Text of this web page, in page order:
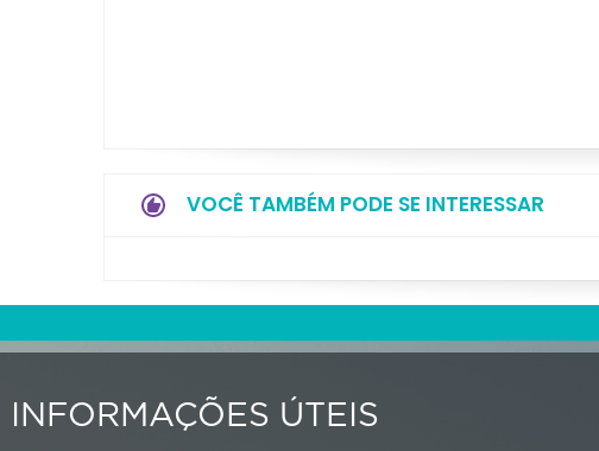
VOCÊ TAMBÉM PODE SE INTERESSAR
INFORMAÇÕES ÚTEIS